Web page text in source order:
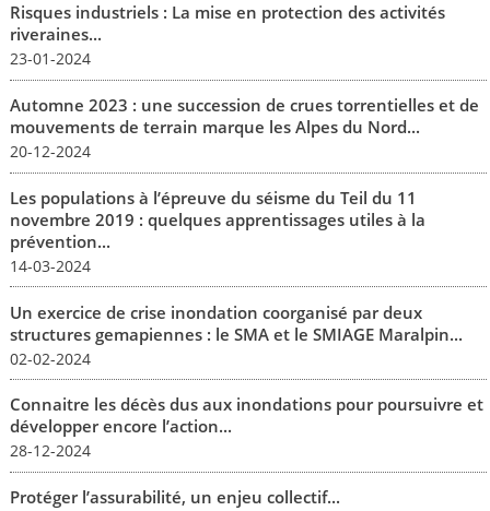
Risques industriels : La mise en protection des activités
riveraines...
23-01-2024
Automne 2023 : une succession de crues torrentielles et de
mouvements de terrain marque les Alpes du Nord...
20-12-2024
Les populations à l’épreuve du séisme du Teil du 11
novembre 2019 : quelques apprentissages utiles à la
prévention...
14-03-2024
Un exercice de crise inondation coorganisé par deux
structures gemapiennes : le SMA et le SMIAGE Maralpin...
02-02-2024
Connaitre les décès dus aux inondations pour poursuivre et
développer encore l’action...
28-12-2024
Protéger l’assurabilité, un enjeu collectif...